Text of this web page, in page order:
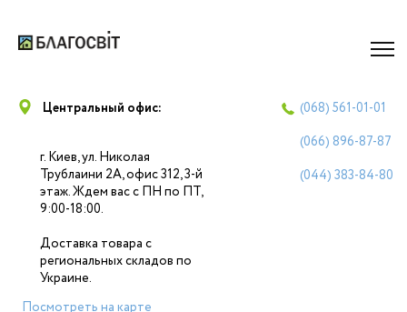
Центральный офис:
г. Киев, ул. Николая
Трублаини 2А, офис 312, 3-й
этаж. Ждем вас с ПН по ПТ,
9:00-18:00.
Доставка товара с
региональных складов по
Украине.
Посмотреть на карте
(068) 561-01-01
(066) 896-87-87
(044) 383-84-80